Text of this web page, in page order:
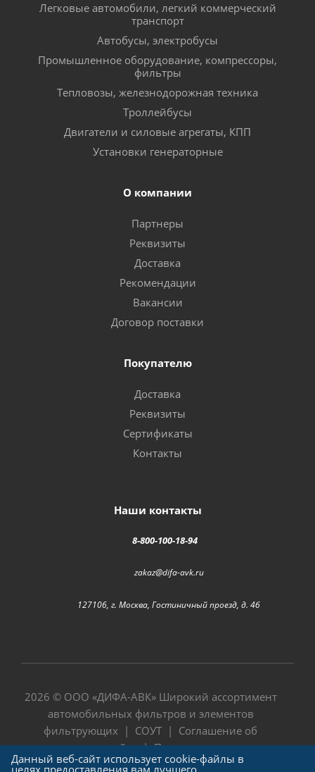
Легковые автомобили, легкий коммерческий
транспорт
Автобусы, электробусы
Промышленное оборудование, компрессоры,
фильтры
Тепловозы, железнодорожная техника
Троллейбусы
Двигатели и силовые агрегаты, КПП
Установки генераторные
О компании
Партнеры
Реквизиты
Доставка
Рекомендации
Вакансии
Договор поставки
Покупателю
Доставка
Реквизиты
Сертификаты
Контакты
Наши контакты
8-800-100-18-94
zakaz@difa-avk.ru
127106, г. Москва, Гостиничный проезд, д. 4б
2026 © ООО «ДИФА-АВК» Широкий ассортимент
автомобильных фильтров и элементов
фильтрующих | СОУТ | Соглашение об
использовании сайта|Политика в отношении
обработки персональных данных
Данный веб-сайт использует cookie-файлы в
целях предоставления вам лучшего